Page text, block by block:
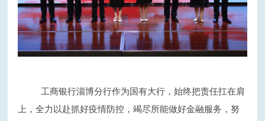
工商银行淄博分行作为国有大行，始终把责任扛在肩
上，全力以赴抓好疫情防控，竭尽所能做好金融服务，努